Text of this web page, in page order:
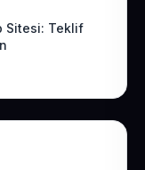
Sitesi: Teklif